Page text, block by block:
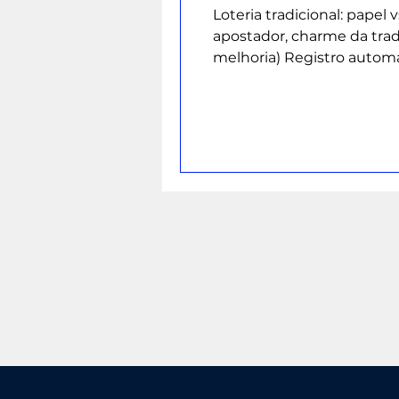
Loteria tradicional: papel
apostador, charme da tradição e
melhoria) Registro automático de apostas e resultados. Auditoria completa por operador e data. Relatórios